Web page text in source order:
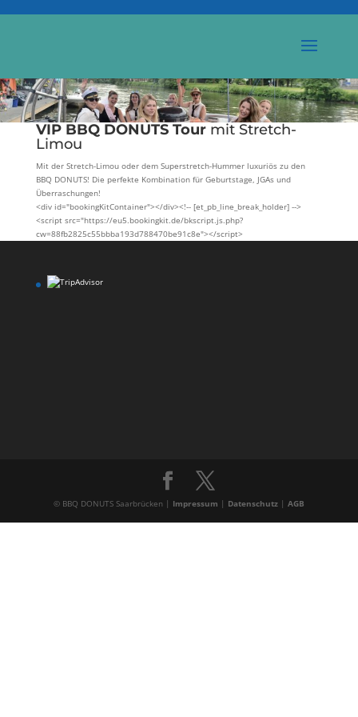
VIP BBQ DONUTS Tourmit Stretch-
Limou
Mit der Stretch-Limou oder dem Superstretch-Hummer luxuriös zu den
BBQ DONUTS! Die perfekte Kombination für Geburtstage, JGAs und
Überraschungen!
<div id="bookingKitContainer"></div><!-- [et_pb_line_break_holder] -->
<script src="https://eu5.bookingkit.de/bkscript.js.php?
cw=88fb2825c55bbba193d788470be91c8e"></script>
© BBQ DONUTS Saarbrücken | Impressum | Datenschutz | AGB